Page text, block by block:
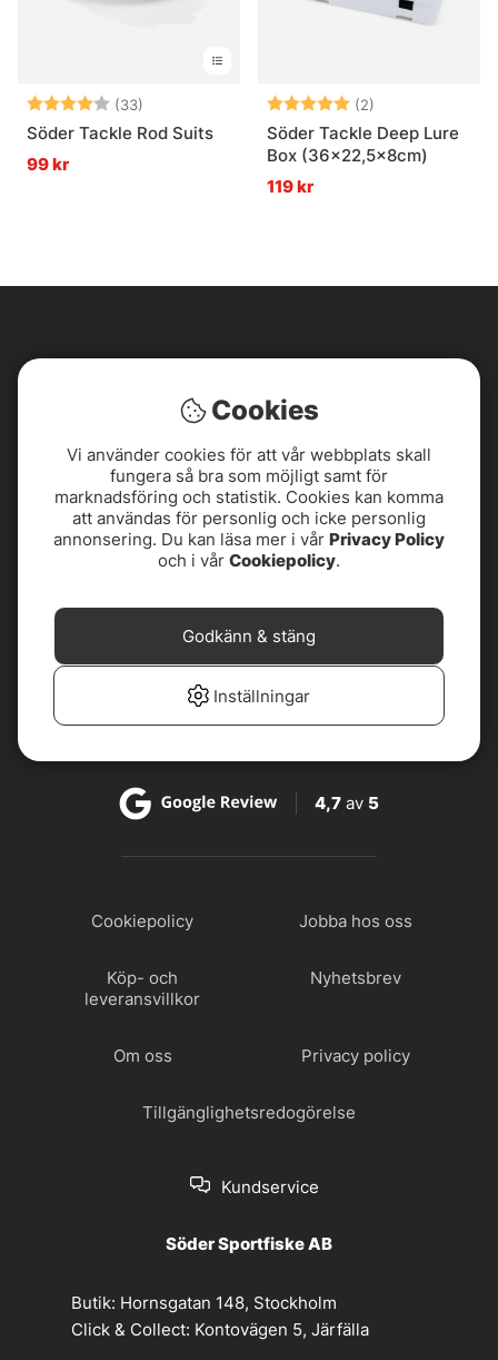
Betyg: (33)
4.0 utav 5 stjärnor
Söder Tackle Rod Suits
99 kr
Betyg: (2)
Söder Tackle Deep Lure
Box (36x22,5x8cm)
119 kr
4,8av5
4,7 av 5
Cookiepolicy Jobba hos oss
Köp- och
leveransvillkor
Nyhetsbrev
Om oss Privacy policy
Tillgänglighetsredogörelse
Kundservice
Söder Sportfiske AB
Butik: Hornsgatan 148, Stockholm
Click & Collect: Kontovägen 5, Järfälla
Cookies
Vi använder cookies för att vår webbplats skall
fungera så bra som möjligt samt för
marknadsföring och statistik. Cookies kan komma
att användas för personlig och icke personlig
annonsering. Du kan läsa mer i vår Privacy Policy
och i vår Cookiepolicy.
Inställningar
Godkänn & stäng